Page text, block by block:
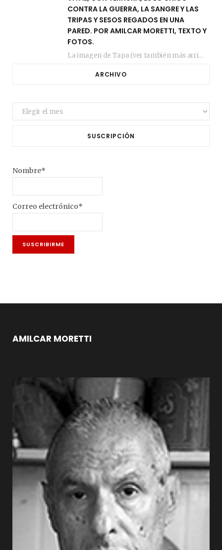
CONTRA LA GUERRA, LA SANGRE Y LAS
TRIPAS Y SESOS REGADOS EN UNA
PARED. POR AMILCAR MORETTI, TEXTO Y
FOTOS.
La imagen de Tapa (ver también más arriba) fue compuesta en estos días de febrero…
ARCHIVO
Archivo
SUSCRIPCIÓN
Nombre*
Correo electrónico*
AMILCAR MORETTI